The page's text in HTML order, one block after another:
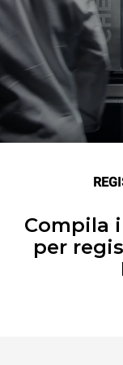
Compila
per